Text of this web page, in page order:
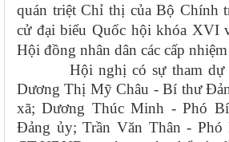
quán triệt Chỉ thị của Bộ Chính
cử đại biểu Quốc hội khóa XVI
Hội đồng nhân dân các cấp
Hội nghị có sự tham dự
Dương Thị Mỹ Châu - Bí thư
xã; Dương Thúc Minh - Phó
Đảng ủy; Trần Văn Thân -